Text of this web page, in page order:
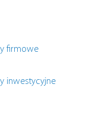
firmowe
inwestycyjne